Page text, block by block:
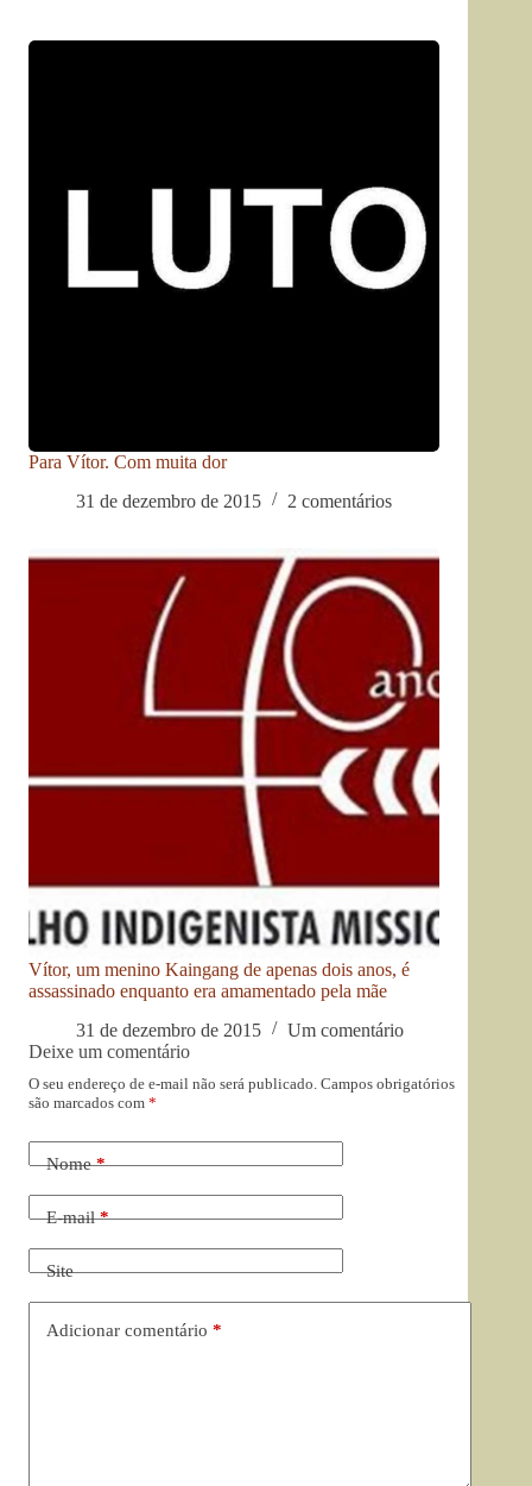
Para Vítor. Com muita dor
31 de dezembro de 2015
2 comentários
Vítor, um menino Kaingang de apenas dois anos, é
assassinado enquanto era amamentado pela mãe
31 de dezembro de 2015
Um comentário
Deixe um comentário
O seu endereço de e-mail não será publicado. Campos obrigatórios
são marcados com *
Nome*
E-mail*
Site
Adicionar comentário *